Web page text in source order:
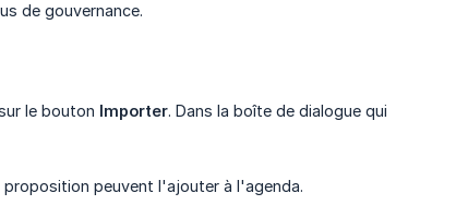
de gouvernance.
le bouton Importer. Dans la boîte de dialogue qui
proposition peuvent l'ajouter à l'agenda.